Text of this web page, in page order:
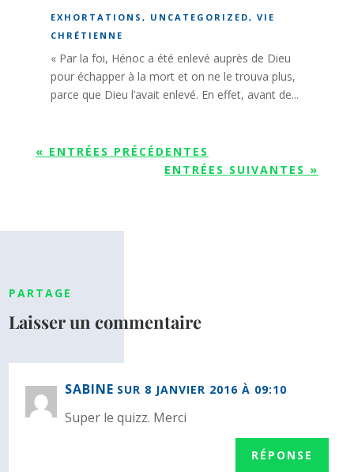
EXHORTATIONS , UNCATEGORIZED, VIE
CHRÉTIENNE
« Par la foi, Hénoc a été enlevé auprès de Dieu
pour échapper à la mort et on ne le trouva plus,
parce que Dieu l’avait enlevé. En effet, avant de...
« ENTRÉES PRÉCÉDENTES
ENTRÉES SUIVANTES »
PARTAGE
Laisser un commentaire
SABINE SUR 8 JANVIER 2016 À 09:10
Super le quizz. Merci
RÉPONSE